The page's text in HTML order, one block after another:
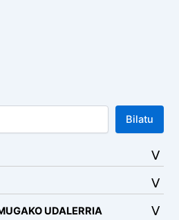
Bilatu
UDALERRIA